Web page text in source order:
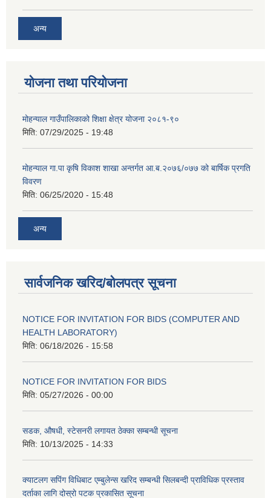
अन्य
योजना तथा परियोजना
मोहन्याल गाउँपालिकाको शिक्षा क्षेत्र योजना २०८१-९०
मिति: 07/29/2025 - 19:48
मोहन्याल गा.पा कृषि विकाश शाखा अन्तर्गत आ.ब.२०७६/०७७ को बार्षिक प्रगति
विवरण
मिति: 06/25/2020 - 15:48
अन्य
सार्वजनिक खरिद/बोलपत्र सूचना
NOTICE FOR INVITATION FOR BIDS (COMPUTER AND
HEALTH LABORATORY)
मिति: 06/18/2026 - 15:58
NOTICE FOR INVITATION FOR BIDS
मिति: 05/27/2026 - 00:00
सडक, औषधी, स्टेसनरी लगायत ठेक्का सम्बन्धी सूचना
मिति: 10/13/2025 - 14:33
क्याटलग सपिंग विधिबाट एम्बुलेन्स खरिद सम्बन्धी सिलबन्दी प्राविधिक प्रस्ताव
दर्ताका लागि दोस्रो पटक प्रकासित सूचना